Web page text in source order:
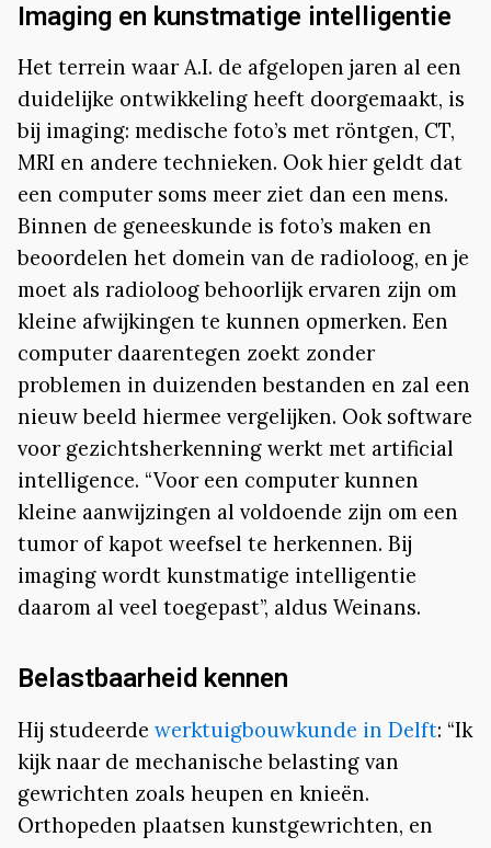
Imaging en kunstmatige intelligentie
Het terrein waar A.I. de afgelopen jaren al een
duidelijke ontwikkeling heeft doorgemaakt, is
bij imaging: medische foto’s met röntgen, CT,
MRI en andere technieken. Ook hier geldt dat
een computer soms meer ziet dan een mens.
Binnen de geneeskunde is foto’s maken en
beoordelen het domein van de radioloog, en je
moet als radioloog behoorlijk ervaren zijn om
kleine afwijkingen te kunnen opmerken. Een
computer daarentegen zoekt zonder
problemen in duizenden bestanden en zal een
nieuw beeld hiermee vergelijken. Ook software
voor gezichtsherkenning werkt met artificial
intelligence. “Voor een computer kunnen
kleine aanwijzingen al voldoende zijn om een
tumor of kapot weefsel te herkennen. Bij
imaging wordt kunstmatige intelligentie
daarom al veel toegepast”, aldus Weinans.
Belastbaarheid kennen
Hij studeerde werktuigbouwkunde in Delft: “Ik
kijk naar de mechanische belasting van
gewrichten zoals heupen en knieën.
Orthopeden plaatsen kunstgewrichten, en